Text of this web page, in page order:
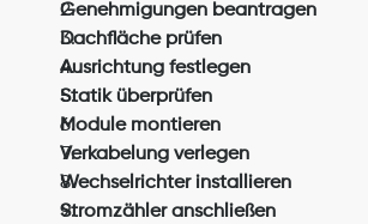
Genehmigungen beantragen
Dachfläche prüfen
Ausrichtung festlegen
Statik überprüfen
Module montieren
Verkabelung verlegen
Wechselrichter installieren
Stromzähler anschließen